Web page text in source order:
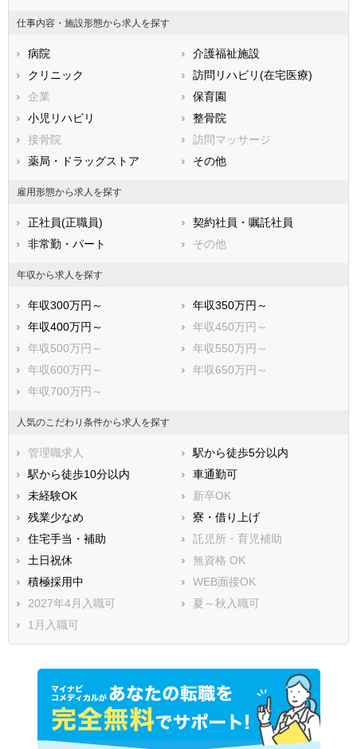
香川県
高知県
福岡県
長崎県
熊本県
鹿児島県
仕事内容・施設形態から求人を探す
病院
介護福祉施設
クリニック
訪問リハビリ(在宅医療)
企業
保育園
小児リハビリ
整骨院
接骨院
訪問マッサージ
薬局・ドラッグストア
その他
雇用形態から求人を探す
正社員(正職員)
契約社員・嘱託社員
非常勤・パート
その他
年収から求人を探す
年収300万円～
年収350万円～
年収400万円～
年収450万円～
年収500万円～
年収550万円～
年収600万円～
年収650万円～
年収700万円～
人気のこだわり条件から求人を探す
管理職求人
駅から徒歩5分以内
駅から徒歩10分以内
車通勤可
未経験OK
新卒OK
残業少なめ
寮・借り上げ
住宅手当・補助
託児所・育児補助
土日祝休
無資格 OK
積極採用中
WEB面接OK
2027年4月入職可
夏～秋入職可
1月入職可